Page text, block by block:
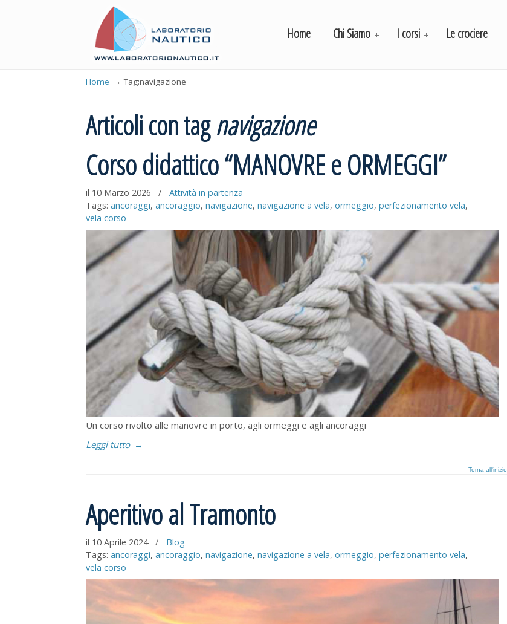
Home Chi Siamo I corsi Le crociere
Home →Tag:navigazione
Articoli con tagnavigazione
Corso didattico “MANOVRE e ORMEGGI”
il 10 Marzo 2026 /
Attività in partenza
Tags: ancoraggi, ancoraggio, navigazione, navigazione a vela, ormeggio, perfezionamento vela,
vela corso
Un corso rivolto alle manovre in porto, agli ormeggi e agli ancoraggi
Leggi tutto →
Torna all'inizio
Aperitivo al Tramonto
il 10 Aprile 2024 /
Blog
Tags: ancoraggi, ancoraggio, navigazione, navigazione a vela, ormeggio, perfezionamento vela,
vela corso